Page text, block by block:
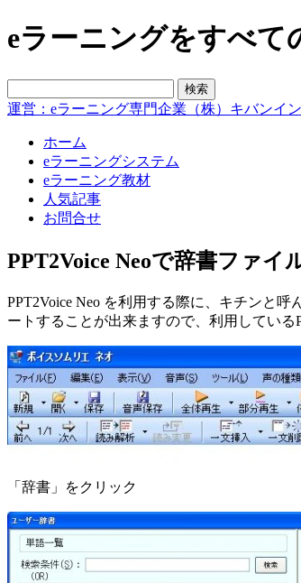
eラーニングをすべて
運営：eラーニング専門企業（株）キバンイ
ホーム
eラーニングシステム
eラーニング教材
人気記事
お問合せ
PPT2Voice Neoで辞書ファイ
PPT2Voice Neo を利用する際に、キチンと
ートすることが出来ますので、利用してい
「辞書」をクリック